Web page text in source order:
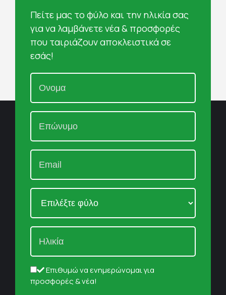
Πείτε μας το φύλο και την ηλικία σας
για να λαμβάνετε νέα & προσφορές
που ταιριάζουν αποκλειστικά σε
εσάς!
Επιθυμώ να ενημερώνομαι για
προσφορές & νέα!